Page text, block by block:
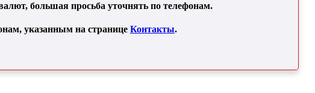
большая просьба уточнять по телефонам.
указанным на странице Контакты.